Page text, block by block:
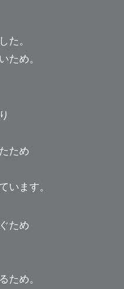
た。
ため。
ため
います。
ため
ため。